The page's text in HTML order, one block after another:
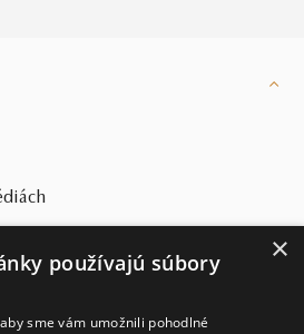
×
používajú súbory
sme vám umožnili pohodlné